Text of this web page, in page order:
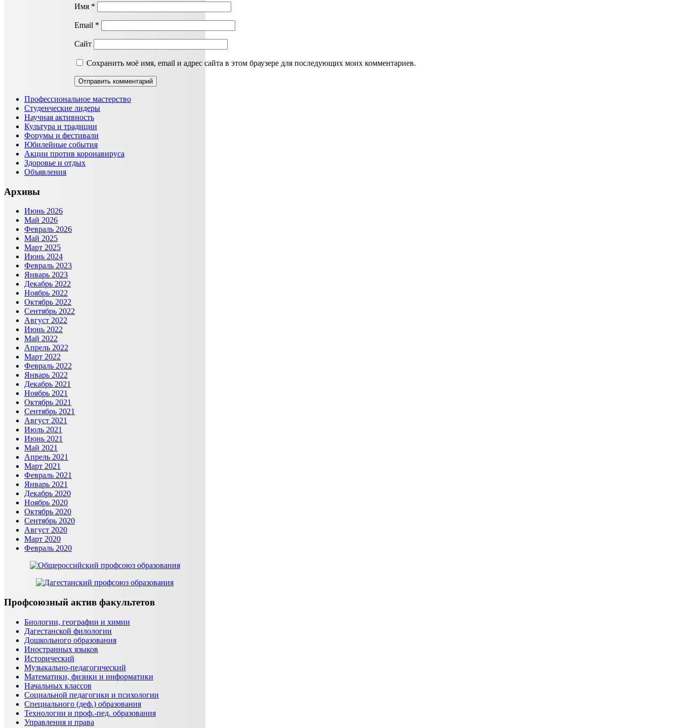
Имя *
Email *
Сайт
Сохранить моё имя, email и адрес сайта в этом браузере для последующих моих комментариев.
Профессиональное мастерство
Студенческие лидеры
Научная активность
Культура и традиции
Форумы и фестивали
Юбилейные события
Акции против коронавируса
Здоровье и отдых
Объявления
Архивы
Июнь 2026
Май 2026
Февраль 2026
Май 2025
Март 2025
Июнь 2024
Февраль 2023
Январь 2023
Декабрь 2022
Ноябрь 2022
Октябрь 2022
Сентябрь 2022
Август 2022
Июнь 2022
Май 2022
Апрель 2022
Март 2022
Февраль 2022
Январь 2022
Декабрь 2021
Ноябрь 2021
Октябрь 2021
Сентябрь 2021
Август 2021
Июль 2021
Июнь 2021
Май 2021
Апрель 2021
Март 2021
Февраль 2021
Январь 2021
Декабрь 2020
Ноябрь 2020
Октябрь 2020
Сентябрь 2020
Август 2020
Март 2020
Февраль 2020
Профсоюзный актив факультетов
Биологии, географии и химии
Дагестанской филологии
Дошкольного образования
Иностранных языков
Исторический
Музыкально-педагогический
Математики, физики и информатики
Начальных классов
Социальной педагогики и психологии
Специального (деф.) образования
Технологии и проф.-пед. образования
Управления и права